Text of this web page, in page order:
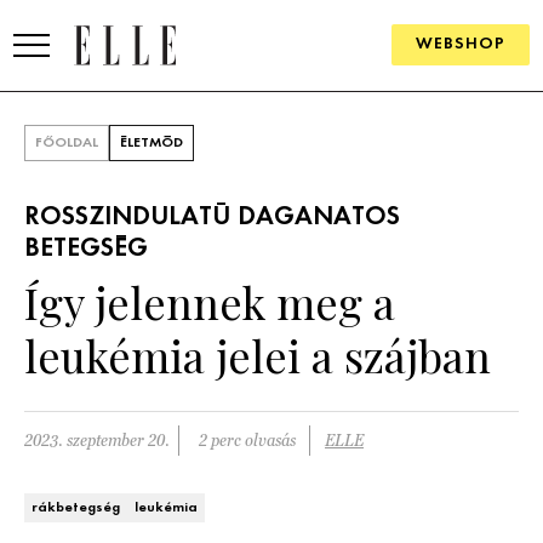
WEBSHOP
GOURMET AWARDS
SZÉPSÉG
KULTÚRA
PSZICHÉ
FŐOLDAL ÉLETMÓD
ROSSZINDULATÚ DAGANATOS
BETEGSÉG
Így jelennek meg a
leukémia jelei a szájban
2023. szeptember 20. 2 perc olvasás ELLE
rákbetegség leukémia